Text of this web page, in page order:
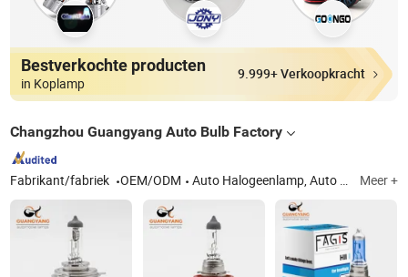
Bestverkochte producten
in Koplamp
9.999+ Verkoopkracht
Changzhou Guangyang Auto Bulb Factory
Fabrikant/fabriek OEM/ODM Auto Halogeenlamp, Auto HID-lamp, Auto LED-lamp Meer +